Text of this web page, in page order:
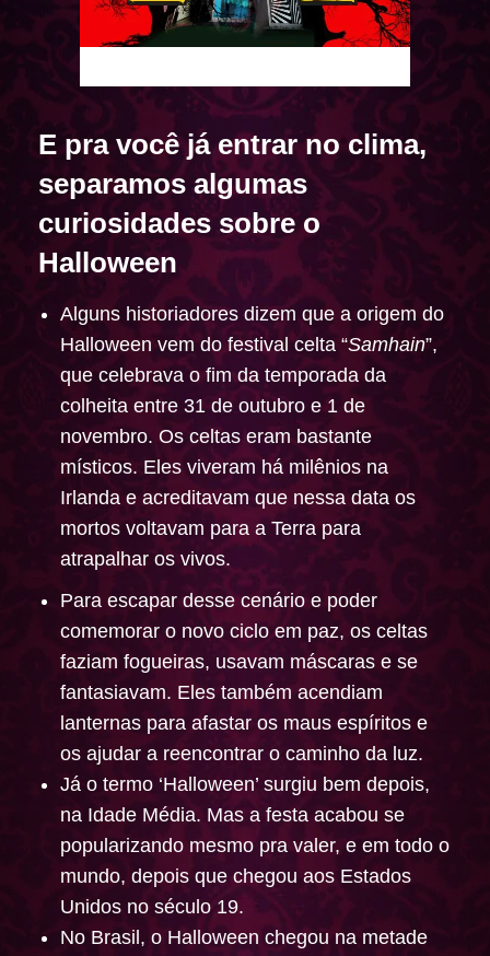
E pra você já entrar no clima,
separamos algumas
curiosidades sobre o
Halloween
Alguns historiadores dizem que a origem do
Halloween vem do festival celta “Samhain”,
que celebrava o fim da temporada da
colheita entre 31 de outubro e 1 de
novembro. Os celtas eram bastante
místicos. Eles viveram há milênios na
Irlanda e acreditavam que nessa data os
mortos voltavam para a Terra para
atrapalhar os vivos.
Para escapar desse cenário e poder
comemorar o novo ciclo em paz, os celtas
faziam fogueiras, usavam máscaras e se
fantasiavam. Eles também acendiam
lanternas para afastar os maus espíritos e
os ajudar a reencontrar o caminho da luz.
Já o termo ‘Halloween’ surgiu bem depois,
na Idade Média. Mas a festa acabou se
popularizando mesmo pra valer, e em todo o
mundo, depois que chegou aos Estados
Unidos no século 19.
No Brasil, o Halloween chegou na metade